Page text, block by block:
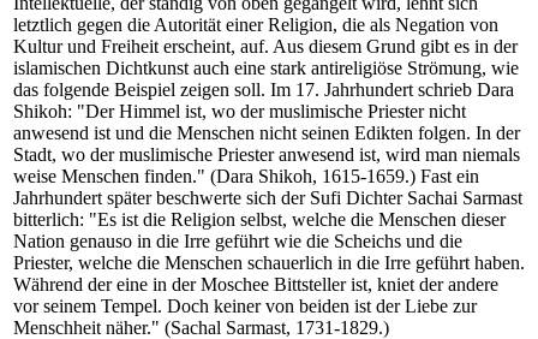
letztlich gegen die Autorität einer Religion, die als Negation von
Kultur und Freiheit erscheint, auf. Aus diesem Grund gibt es in der
islamischen Dichtkunst auch eine stark antireligiöse Strömung, wie
das folgende Beispiel zeigen soll. Im 17. Jahrhundert schrieb Dara
Shikoh: "Der Himmel ist, wo der muslimische Priester nicht
anwesend ist und die Menschen nicht seinen Edikten folgen. In der
Stadt, wo der muslimische Priester anwesend ist, wird man niemals
weise Menschen finden." (Dara Shikoh, 1615-1659.) Fast ein
Jahrhundert später beschwerte sich der Sufi Dichter Sachai Sarmast
bitterlich: "Es ist die Religion selbst, welche die Menschen dieser
Nation genauso in die Irre geführt wie die Scheichs und die
Priester, welche die Menschen schauerlich in die Irre geführt haben.
Während der eine in der Moschee Bittsteller ist, kniet der andere
vor seinem Tempel. Doch keiner von beiden ist der Liebe zur
Menschheit näher." (Sachal Sarmast, 1731-1829.)